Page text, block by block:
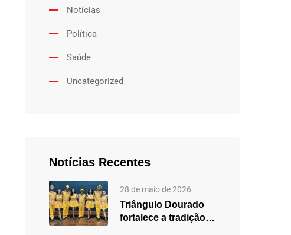
Notícias
Política
Saúde
Uncategorized
Notícias Recentes
28 de maio de 2026
Triângulo Dourado
fortalece a tradição